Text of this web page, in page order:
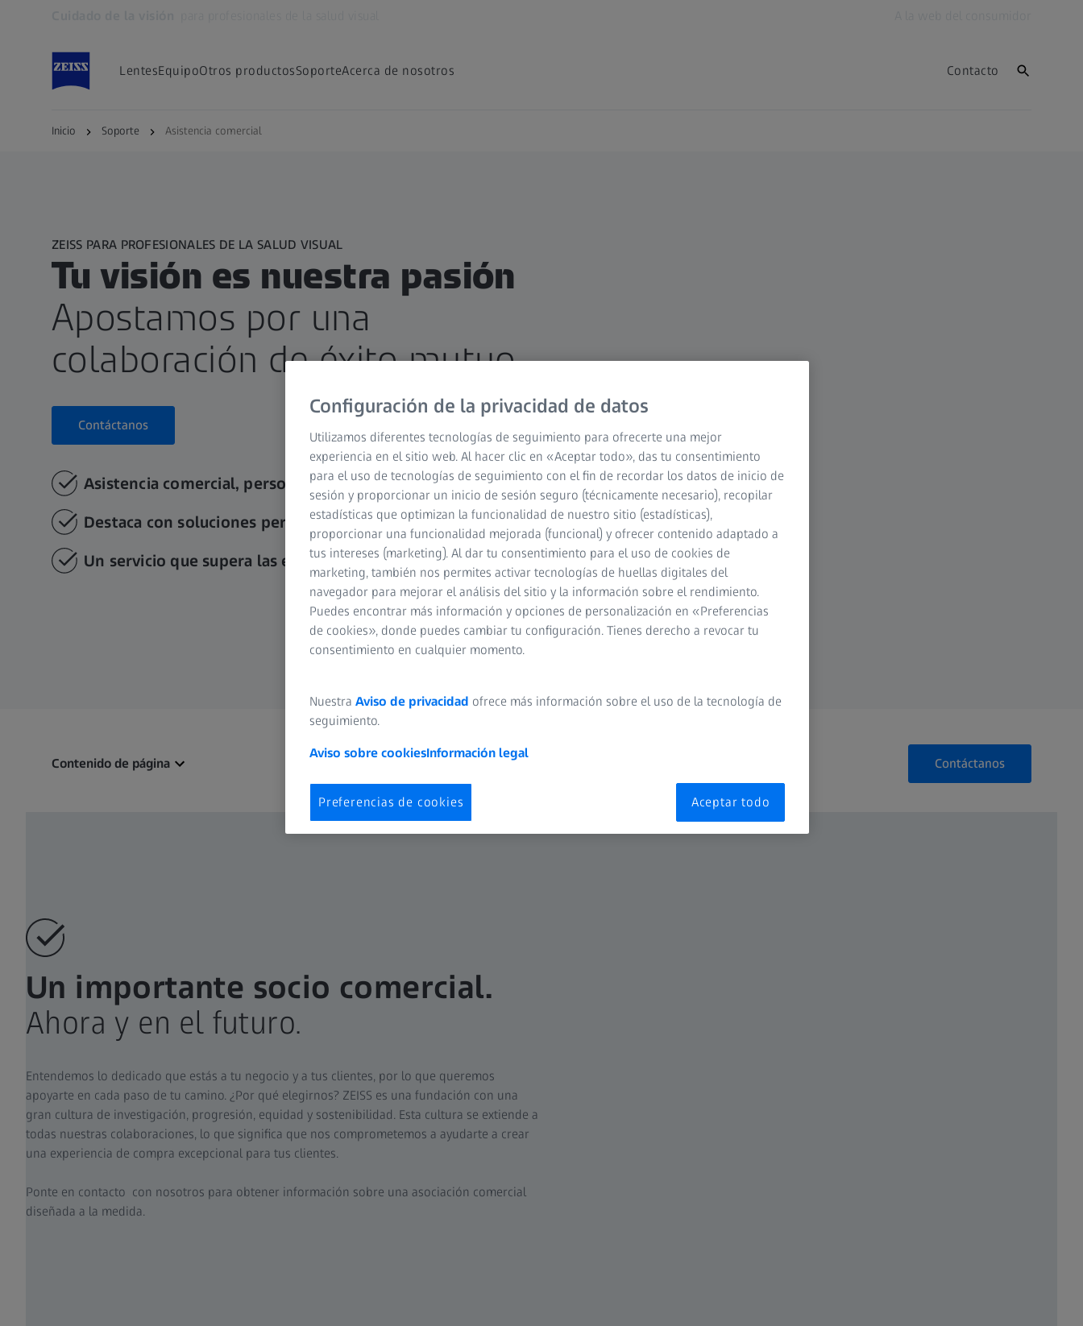
LentesEquipoOtros productosSoporteAcerca de nosotros Contacto
Inicio Soporte Asistencia comercial
ZEISS PARA PROFESIONALES DE LA SALUD VISUAL
Tu visión es nuestra pasión
Apostamos por una
colaboración de éxito mutuo.
Contáctanos
Asistencia comercial, personalizada para el éxito
Destaca con soluciones personalizadas de visión
Un servicio que supera las expectativas
Contenido de página Contáctanos
Un importante socio comercial.
Ahora y en el futuro.
Entendemos lo dedicado que estás a tu negocio y a tus clientes, por lo que queremos
apoyarte en cada paso de tu camino. ¿Por qué elegirnos? ZEISS es una fundación con una
gran cultura de investigación, progresión, equidad y sostenibilidad. Esta cultura se extiende a
todas nuestras colaboraciones, lo que significa que nos comprometemos a ayudarte a crear
una experiencia de compra excepcional para tus clientes.
Ponte en contacto con nosotros para obtener información sobre una asociación comercial
diseñada a la medida.
Configuración de la privacidad de datos
Utilizamos diferentes tecnologías de seguimiento para ofrecerte una mejor
experiencia en el sitio web. Al hacer clic en «Aceptar todo», das tu consentimiento
para el uso de tecnologías de seguimiento con el fin de recordar los datos de inicio de
sesión y proporcionar un inicio de sesión seguro (técnicamente necesario), recopilar
estadísticas que optimizan la funcionalidad de nuestro sitio (estadísticas),
proporcionar una funcionalidad mejorada (funcional) y ofrecer contenido adaptado a
tus intereses (marketing). Al dar tu consentimiento para el uso de cookies de
marketing, también nos permites activar tecnologías de huellas digitales del
navegador para mejorar el análisis del sitio y la información sobre el rendimiento.
Puedes encontrar más información y opciones de personalización en «Preferencias
de cookies», donde puedes cambiar tu configuración. Tienes derecho a revocar tu
consentimiento en cualquier momento.
Nuestra Aviso de privacidad ofrece más información sobre el uso de la tecnología de
seguimiento.
Aviso sobre cookiesInformación legal
Preferencias de cookies Aceptar todo